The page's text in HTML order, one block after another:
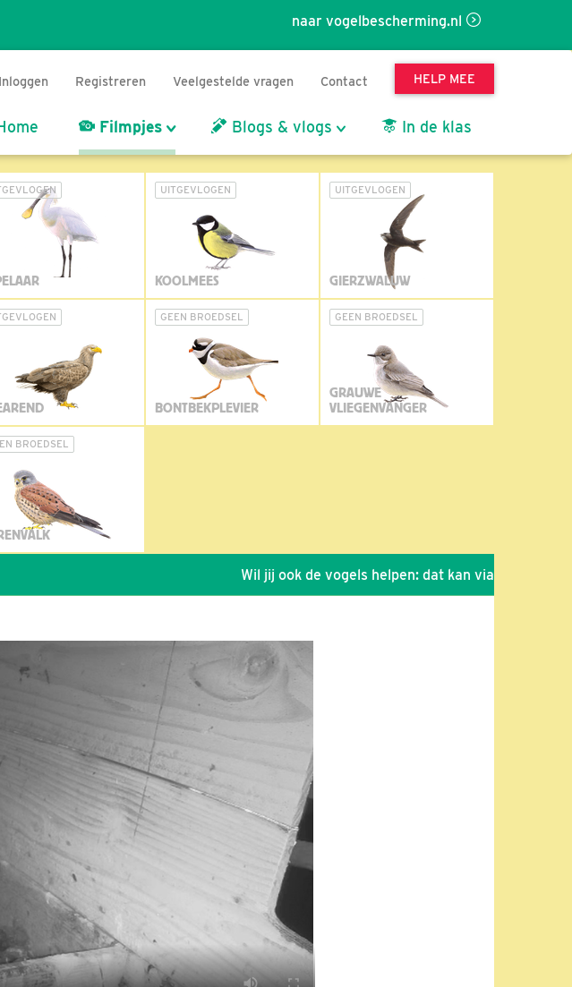
naar vogelbescherming.nl
Inloggen Registreren Veelgestelde vragen Contact HELP MEE
Filmpjes Blogs & vlogs In de klas
UITGEVLOGEN
KOOLMEES
UITGEVLOGEN
GIERZWALUW
GEEN BROEDSEL
BONTBEKPLEVIER
GEEN BROEDSEL
GRAUWE
VLIEGENVANGER
BROEDSEL
Wil jij ook de vogels helpen: dat kan via de link!